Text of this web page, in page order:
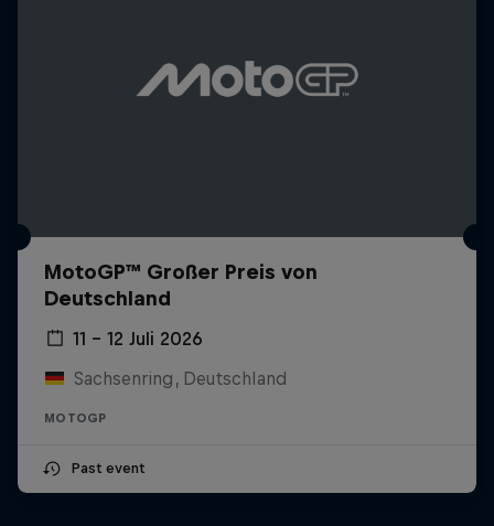
MotoGP™ Großer Preis von
Deutschland
11 – 12 Juli 2026
Sachsenring, Deutschland
MOTOGP
Past event